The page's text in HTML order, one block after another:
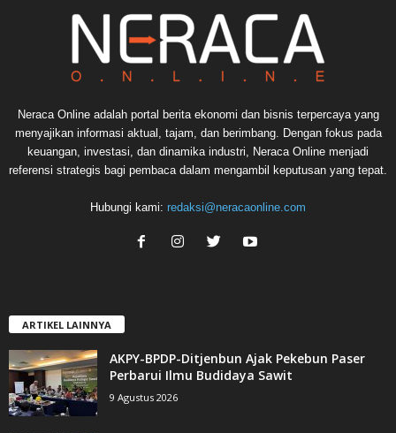
Neraca Online adalah portal berita ekonomi dan bisnis terpercaya yang
menyajikan informasi aktual, tajam, dan berimbang. Dengan fokus pada
keuangan, investasi, dan dinamika industri, Neraca Online menjadi
referensi strategis bagi pembaca dalam mengambil keputusan yang tepat.
Hubungi kami: redaksi@neracaonline.com
ARTIKEL LAINNYA
AKPY-BPDP-Ditjenbun Ajak Pekebun Paser
Perbarui Ilmu Budidaya Sawit
9 Agustus 2026